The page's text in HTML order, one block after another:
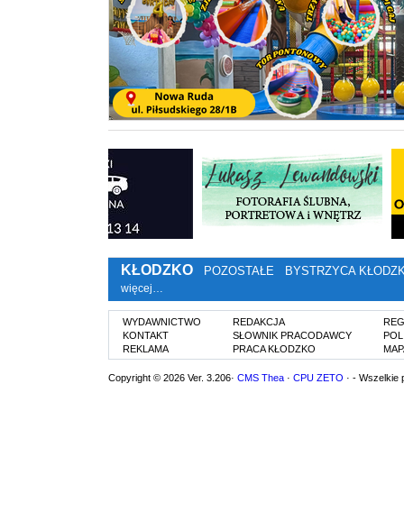
KŁODZKO POZOSTAŁE BYSTRZYCA
więcej…
WYDAWNICTWO
KONTAKT
REKLAMA
REDAKCJA
SŁOWNIK PRACODAWCY
PRACA KŁODZKO
Copyright © 2026 Ver. 3.206· CMS Thea · CPU ZETO · - Wszelkie